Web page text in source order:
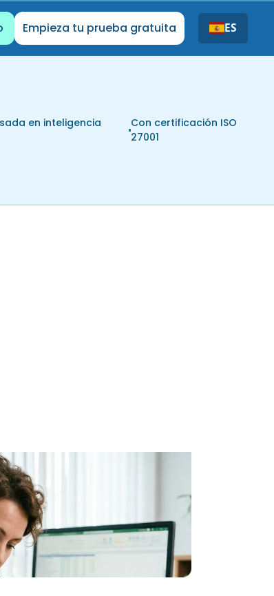
Empieza tu prueba gratuita ES
en inteligencia
Con certificación ISO
27001